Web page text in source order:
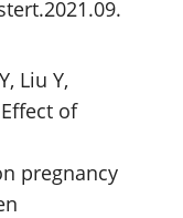
Liu Y,
of
pregnancy